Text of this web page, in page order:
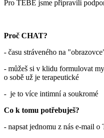
Pro TEBE jsme připravili
Proč CHAT?
- času stráveného na
- můžeš si v klidu formulovat
o sobě už je terapeutické
- je to více intimní a soukromé
Co k tomu potřebuješ?
- napsat jednomu z nás e-mail o